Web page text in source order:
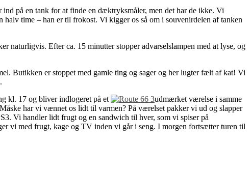
på en tank for at finde en dæktryksmåler, men det har de ikke. Vi
time – han er til frokost. Vi kigger os så om i souvenirdelen af tanken
naturligvis. Efter ca. 15 minutter stopper advarselslampen med at lyse, og
Butikken er stoppet med gamle ting og sager og her lugter fælt af kat! Vi
kl. 17 og bliver indlogeret på et
udmærket værelse i samme
har vi vænnet os lidt til varmen? På værelset pakker vi ud og slapper
Vi handler lidt frugt og en sandwich til hver, som vi spiser på
vi med frugt, kage og TV inden vi går i seng. I morgen fortsætter turen til